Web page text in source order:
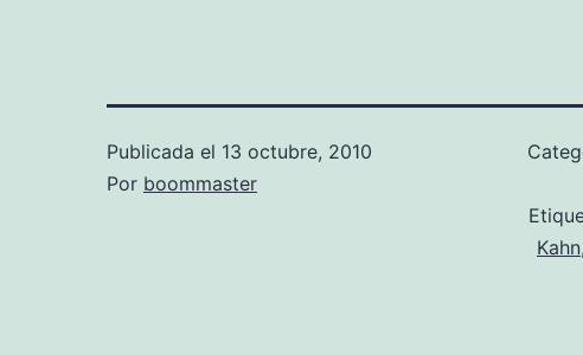
Publicada el 13 octubre, 2010
Por boommaster
Kahn,